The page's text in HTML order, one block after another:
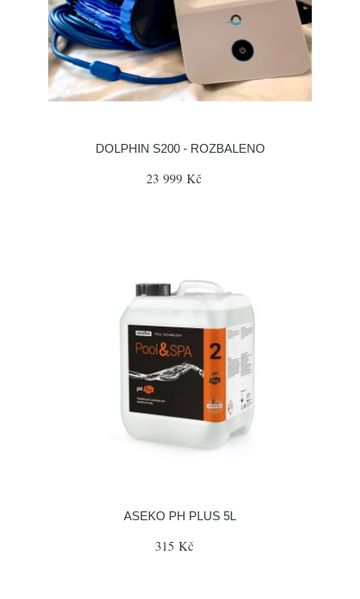
DOLPHIN S200 - ROZBALENO
23 999 Kč
ASEKO PH PLUS 5L
315 Kč